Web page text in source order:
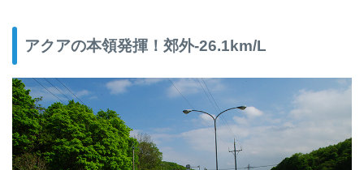
アクアの本領発揮！郊外-26.1km/L